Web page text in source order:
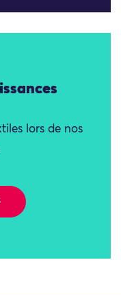
lors de nos